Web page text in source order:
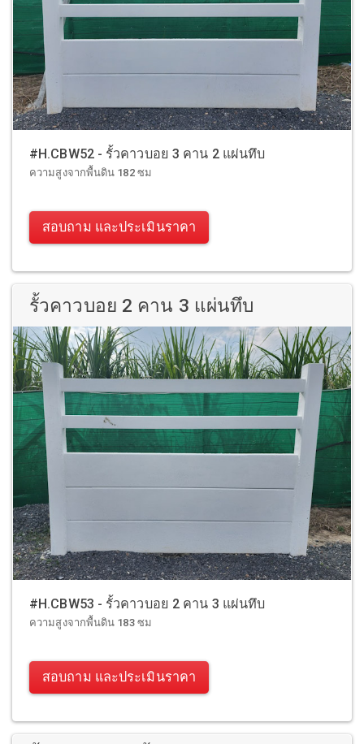
#H.CBW52 - รั้วคาวบอย 3 คาน 2 แผ่นทึบ
ความสูงจากพื้นดิน 182 ซม
สอบถาม และประเมินราคา
รั้วคาวบอย 2 คาน 3 แผ่นทึบ
#H.CBW53 - รั้วคาวบอย 2 คาน 3 แผ่นทึบ
ความสูงจากพื้นดิน 183 ซม
สอบถาม และประเมินราคา